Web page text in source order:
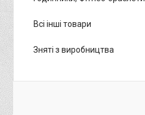
Всі інші товари
Зняті з виробництва